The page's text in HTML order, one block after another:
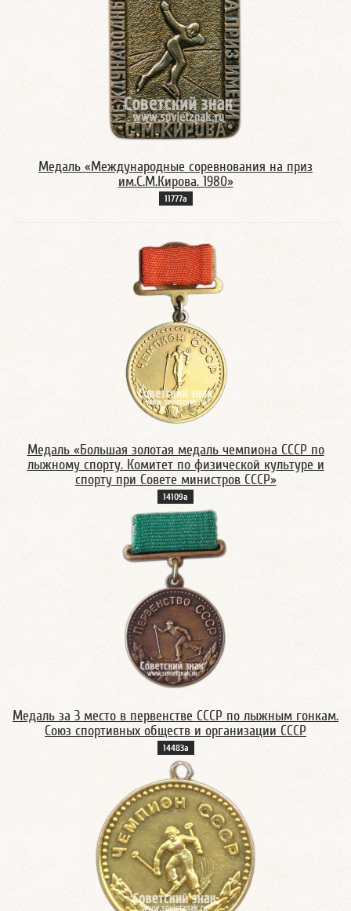
Медаль «Международные соревнования на приз
им.С.М.Кирова. 1980»
11777а
Медаль «Большая золотая медаль чемпиона СССР по
лыжному спорту. Комитет по физической культуре и
спорту при Совете министров СССР»
14109а
Медаль за 3 место в первенстве СССР по лыжным гонкам.
Союз спортивных обществ и организации СССР
14483а